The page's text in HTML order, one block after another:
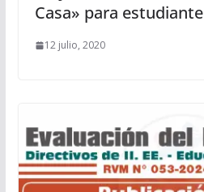
Casa» para
12 julio, 2020